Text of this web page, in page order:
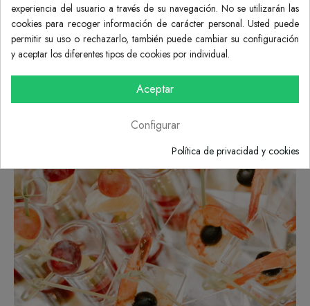
experiencia del usuario a través de su navegación. No se utilizarán las
cookies para recoger información de carácter personal. Usted puede
permitir su uso o rechazarlo, también puede cambiar su configuración
y aceptar los diferentes tipos de cookies por individual.
Aceptar
Configurar
Política de privacidad y cookies